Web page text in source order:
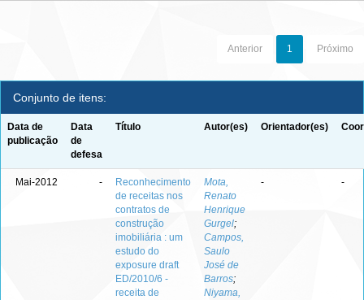
Anterior 1 Próximo
Conjunto de itens:
Data de
publicação
Data
de
defesa
Título Autor(es) Orientador(es)
Mai-2012 -
Reconhecimento
de receitas nos
contratos de
construção
imobiliária : um
estudo do
exposure draft
ED/2010/6 -
receita de
Mota,
Renato
Henrique
Gurgel;
Campos,
Saulo
José de
Barros;
Niyama,
- -